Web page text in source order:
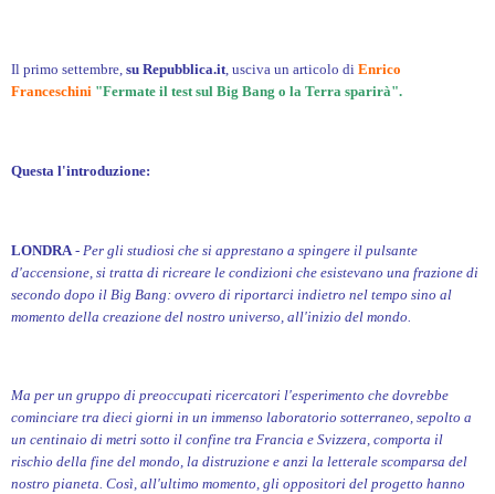
Il primo settembre, su Repubblica.it, usciva un articolo di Enrico
Franceschini "Fermate il test sul Big Bang o la Terra sparirà".
Questa l'introduzione:
LONDRA - Per gli studiosi che si apprestano a spingere il pulsante
d'accensione, si tratta di ricreare le condizioni che esistevano una frazione di
secondo dopo il Big Bang: ovvero di riportarci indietro nel tempo sino al
momento della creazione del nostro universo, all'inizio del mondo.
Ma per un gruppo di preoccupati ricercatori l'esperimento che dovrebbe
cominciare tra dieci giorni in un immenso laboratorio sotterraneo, sepolto a
un centinaio di metri sotto il confine tra Francia e Svizzera, comporta il
rischio della fine del mondo, la distruzione e anzi la letterale scomparsa del
nostro pianeta. Così, all'ultimo momento, gli oppositori del progetto hanno